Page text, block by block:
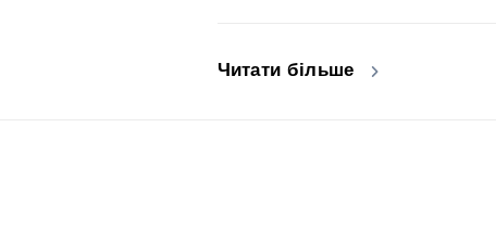
Читати більше